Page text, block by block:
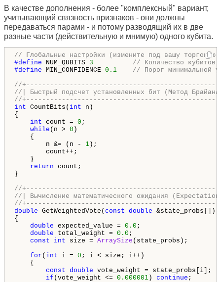
В качестве дополнения - более "комплексный" вариант,
учитывающий связность признаков - они должны
передаваться парами - и потому разводящий их в две
разные части (действительную и мнимую) одного кубита.
// Глобальные настройки (измените под вашу торговую
#define NUM_QUBITS 3
// Количество кубитов
#define MIN_CONFIDENCE 0.1
// Порог минимальной
//
//| Быстрый подсчет установленных бит (Метод
//
int CountBits( int n)
{
int count = 0 ;
while (n > 0 )
{
n &= (n - 1);
count++;
}
return count;
}
//
//| Вычисление математического ожидания
//
double GetWeightedVote(const double &state_probs[])
{
double expected_value = 0.0 ;
double total_weight = 0.0 ;
const
int size = ArraySize (state_probs);
for ( int i = 0 ; i < size; i++)
{
const double vote_weight = state_probs[i];
if (vote_weight <= 0.000001) continue ;